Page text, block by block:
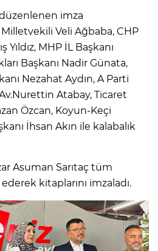
imza
Veli Ağbaba, CHP
Yıldız, MHP İL Başkanı
Başkanı Nadir Günata,
Nezahat Aydın, A Parti
Atabay, Ticaret
Özcan, Koyun-Keçi
İhsan Akın ile kalabalık
Asuman Sarıtaç tüm
kitaplarını imzaladı.